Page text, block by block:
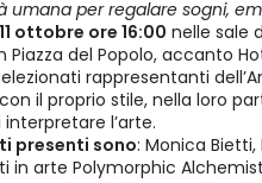
umana per regalare sogni,
ottobre ore 16:00 nelle sale
Piazza del Popolo, accanto
rappresentanti
il proprio stile, nella loro
l’arte.
presenti sono: Monica Bietti,
in arte Polymorphic